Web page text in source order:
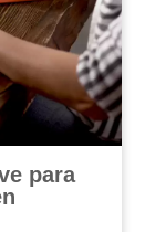
para